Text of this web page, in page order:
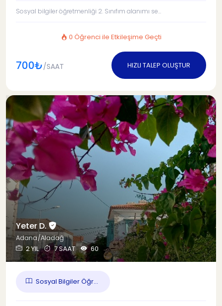
Sosyal bilgiler öğretmenliği 2. Sınıfım alanımı se...
0 Öğrenci ile Etkileşime Geçti
700₺/SAAT HIZLI TALEP OLUŞTUR
Yeter D.
Adana/Aladağ
2 YIL
7 SAAT 60
Sosyal Bilgiler Öğr...